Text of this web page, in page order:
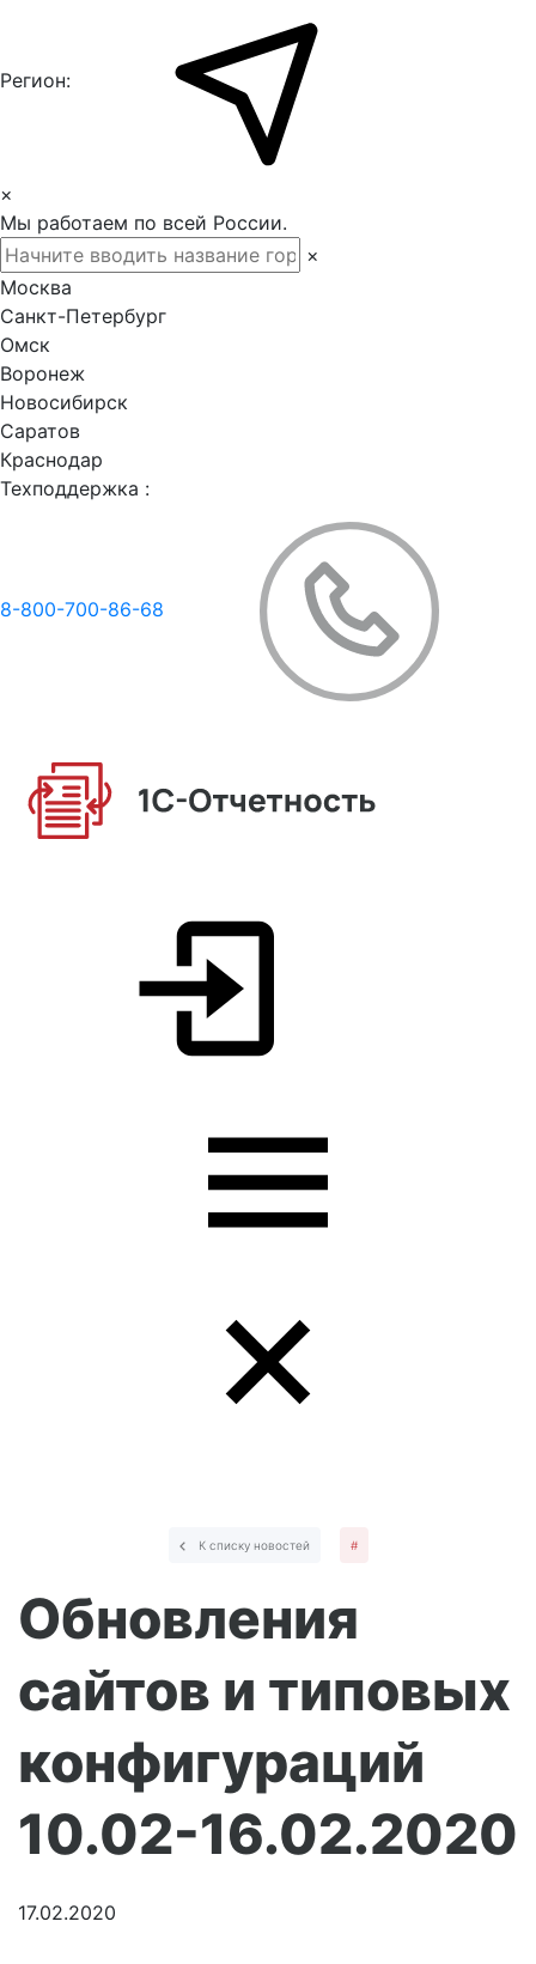
Регион:
×
Мы работаем по всей России.
×
Москва
Санкт-Петербург
Омск
Воронеж
Новосибирск
Саратов
Краснодар
Техподдержка :
8-800-700-86-68
К списку новостей #
Обновления
сайтов и типовых
конфигураций
10.02-16.02.2020
17.02.2020